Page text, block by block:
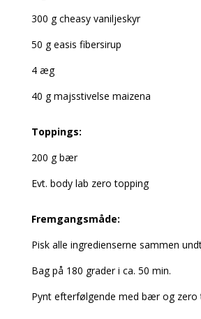
300 g cheasy vaniljeskyr
50 g easis fibersirup
4 æg
40 g majsstivelse maizena
Toppings:
200 g bær
Evt. body lab zero topping
Fremgangsmåde:
Pisk alle ingredienserne sammen
Bag på 180 grader i ca. 50 min.
Pynt efterfølgende med bær og zero